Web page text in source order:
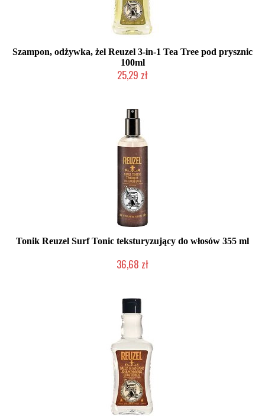
Szampon, odżywka, żel Reuzel 3-in-1 Tea Tree pod prysznic
100ml
25,29 zł
Tonik Reuzel Surf Tonic teksturyzujący do włosów 355 ml
36,68 zł